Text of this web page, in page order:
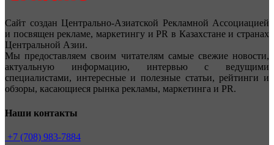
Сайт создан Центрально-Азиатской Рекламной Ассоциацией
и посвящен рекламе, маркетингу и PR в Казахстане и странах
Центральной Азии.
Мы предоставляем своим читателям самые свежие новости,
актуальную информацию, интервью с ведущими
специалистами, интересные и полезные статьи, рейтинги и
обзоры, касающиеся рынка рекламы, маркетинга и PR.
Наши контакты
+7 (708) 983-7884